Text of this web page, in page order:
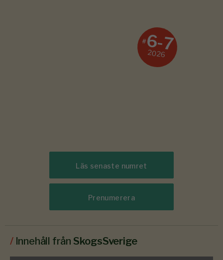
#6-7
2026
Läs senaste numret
Prenumerera
/ Innehåll från SkogsSverige